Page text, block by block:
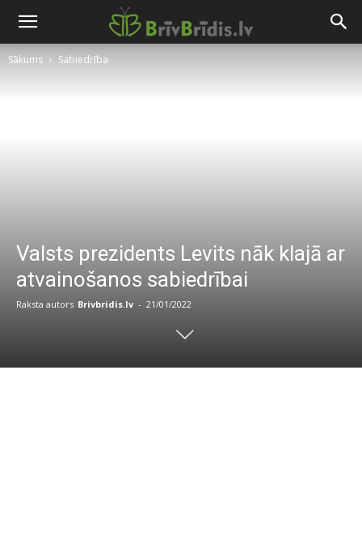
Sākums Sabiedrība
Valsts prezidents Levits nāk klajā ar
atvainošanos sabiedrībai
Raksta autors Brivbridis.lv - 21/01/2022